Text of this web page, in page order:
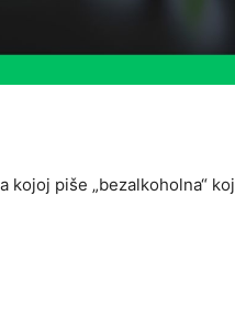
kojoj piše „bezalkoholna“